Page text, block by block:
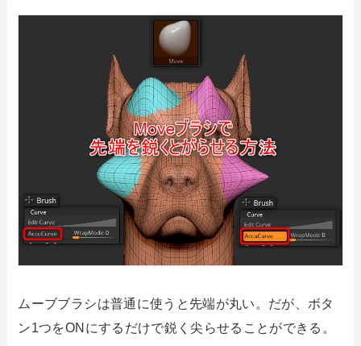
ムーブブラシは普通に使うと先端が丸い。だが、ボタ
ン1つをONにするだけで鋭く尖らせることができる。